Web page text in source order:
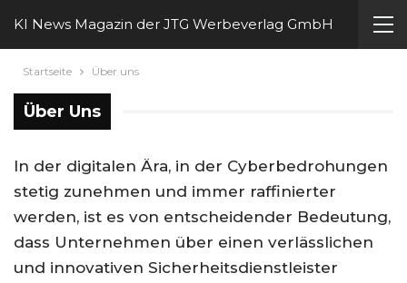
KI News Magazin der JTG Werbeverlag GmbH
Startseite Über uns
Über Uns
In der digitalen Ära, in der Cyberbedrohungen
stetig zunehmen und immer raffinierter
werden, ist es von entscheidender Bedeutung,
dass Unternehmen über einen verlässlichen
und innovativen Sicherheitsdienstleister